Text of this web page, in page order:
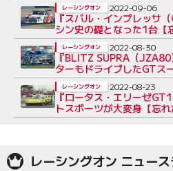
『スバル・インプレッサ
シン史の礎となった1台【
レーシングオン 2022-09-06
『BLITZ SUPRA（JZA80
ターもドライブしたGTス
れがたき銘車たち】
レーシングオン 2022-08-30
『ロータス・エリーゼ
トスポーツが大変身【忘れ
レーシングオン 2022-08-23
レーシングオン ニュー